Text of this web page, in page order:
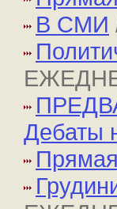
В СМИ
Дебаты